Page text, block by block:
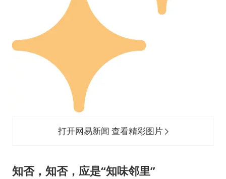
打开网易新闻 查看精彩图片
知否，知否， 应是“知味邻里”